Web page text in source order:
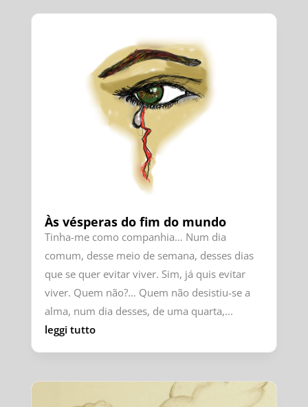
Às vésperas do fim do mundo
Tinha-me como companhia… Num dia
comum, desse meio de semana, desses dias
que se quer evitar viver. Sim, já quis evitar
viver. Quem não?… Quem não desistiu-se a
alma, num dia desses, de uma quarta,...
leggi tutto